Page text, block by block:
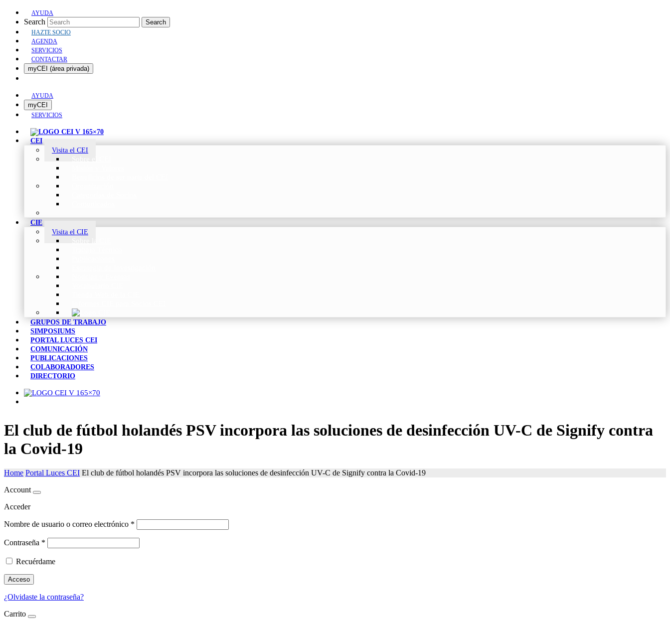
AYUDA
Search Search
HAZTE SOCIO
AGENDA
SERVICIOS
CONTACTAR
myCEI (área privada)
AYUDA
myCEI
SERVICIOS
CEI
Visita el CEI
CIE
Visita el CIE
GRUPOS DE TRABAJO
SIMPOSIUMS
PORTAL LUCES CEI
COMUNICACIÓN
PUBLICACIONES
COLABORADORES
DIRECTORIO
El club de fútbol holandés PSV incorpora las soluciones de desinfección UV-C de Signify contra
la Covid-19
Home Portal Luces CEI El club de fútbol holandés PSV incorpora las soluciones de desinfección UV-C de Signify contra la Covid-19
Account
Acceder
Nombre de usuario o correo electrónico *
Contraseña *
Recuérdame
Acceso
¿Olvidaste la contraseña?
Carrito